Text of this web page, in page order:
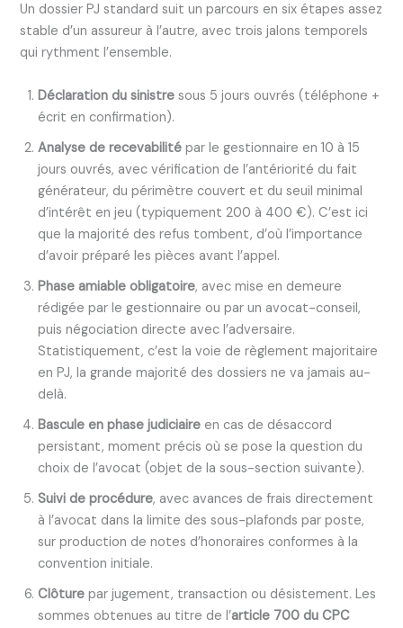
Un dossier PJ standard suit un parcours en six étapes assez
stable d’un assureur à l’autre, avec trois jalons temporels
qui rythment l’ensemble.
Déclaration du sinistre sous 5 jours ouvrés (téléphone +
écrit en confirmation).
Analyse de recevabilité par le gestionnaire en 10 à 15
jours ouvrés, avec vérification de l’antériorité du fait
générateur, du périmètre couvert et du seuil minimal
d’intérêt en jeu (typiquement 200 à 400 €). C’est ici
que la majorité des refus tombent, d’où l’importance
d’avoir préparé les pièces avant l’appel.
Phase amiable obligatoire, avec mise en demeure
rédigée par le gestionnaire ou par un avocat-conseil,
puis négociation directe avec l’adversaire.
Statistiquement, c’est la voie de règlement majoritaire
en PJ, la grande majorité des dossiers ne va jamais au-
delà.
Bascule en phase judiciaire en cas de désaccord
persistant, moment précis où se pose la question du
choix de l’avocat (objet de la sous-section suivante).
Suivi de procédure, avec avances de frais directement
à l’avocat dans la limite des sous-plafonds par poste,
sur production de notes d’honoraires conformes à la
convention initiale.
Clôture par jugement, transaction ou désistement. Les
sommes obtenues au titre de l’article 700 du CPC